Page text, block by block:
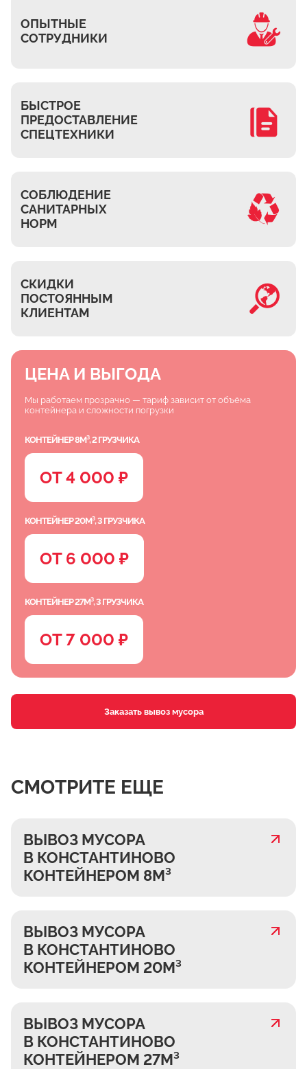
Михнево
Верхнее Мячково
Лыткарино
ОПЫТНЫЕ
СОТРУДНИКИ
БЫСТРОЕ
ПРЕДОСТАВЛЕНИЕ
СПЕЦТЕХНИКИ
СОБЛЮДЕНИЕ
САНИТАРНЫХ
НОРМ
СКИДКИ
ПОСТОЯННЫМ
КЛИЕНТАМ
ЦЕНА И ВЫГОДА
Мы работаем прозрачно — тариф зависит от объёма
контейнера и сложности погрузки
КОНТЕЙНЕР 8М³, 2 ГРУЗЧИКА
ОТ 4 000 ₽
КОНТЕЙНЕР 20М³, 3 ГРУЗЧИКА
ОТ 6 000 ₽
КОНТЕЙНЕР 27М³, 3 ГРУЗЧИКА
ОТ 7 000 ₽
Заказать вывоз мусора
СМОТРИТЕ ЕЩЕ
ВЫВОЗ МУСОРА
В КОНСТАНТИНОВО
КОНТЕЙНЕРОМ 8М³
ВЫВОЗ МУСОРА
В КОНСТАНТИНОВО
КОНТЕЙНЕРОМ 20М³
ВЫВОЗ МУСОРА
В КОНСТАНТИНОВО
КОНТЕЙНЕРОМ 27М³